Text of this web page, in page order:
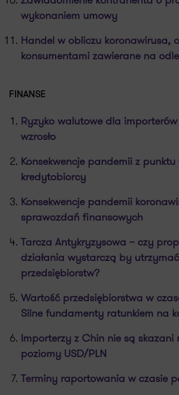
wykonaniem umowy
Handel w obliczu koronawirusa,
konsumentami zawierane na
FINANSE
Ryzyko walutowe dla
wzrosło
Konsekwencje pandemii z
kredytobiorcy
Konsekwencje pandemii
sprawozdań finansowych
Tarcza Antykryzysowa – czy
działania wystarczą by
przedsiębiorstw?
Wartość przedsiębiorstwa w
Silne fundamenty ratunkiem na
Importerzy z Chin nie są skazani
poziomy USD/PLN
Terminy raportowania w czasie